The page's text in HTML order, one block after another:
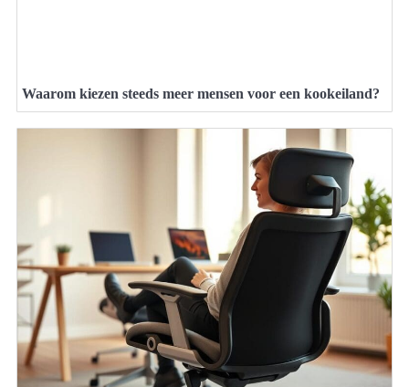
Waarom kiezen steeds meer mensen voor een kookeiland?